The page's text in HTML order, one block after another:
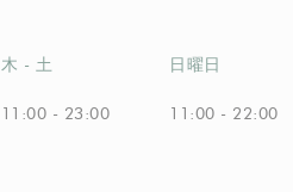
木 - 土
11:00 - 23:00
日曜日
11:00 - 22:00